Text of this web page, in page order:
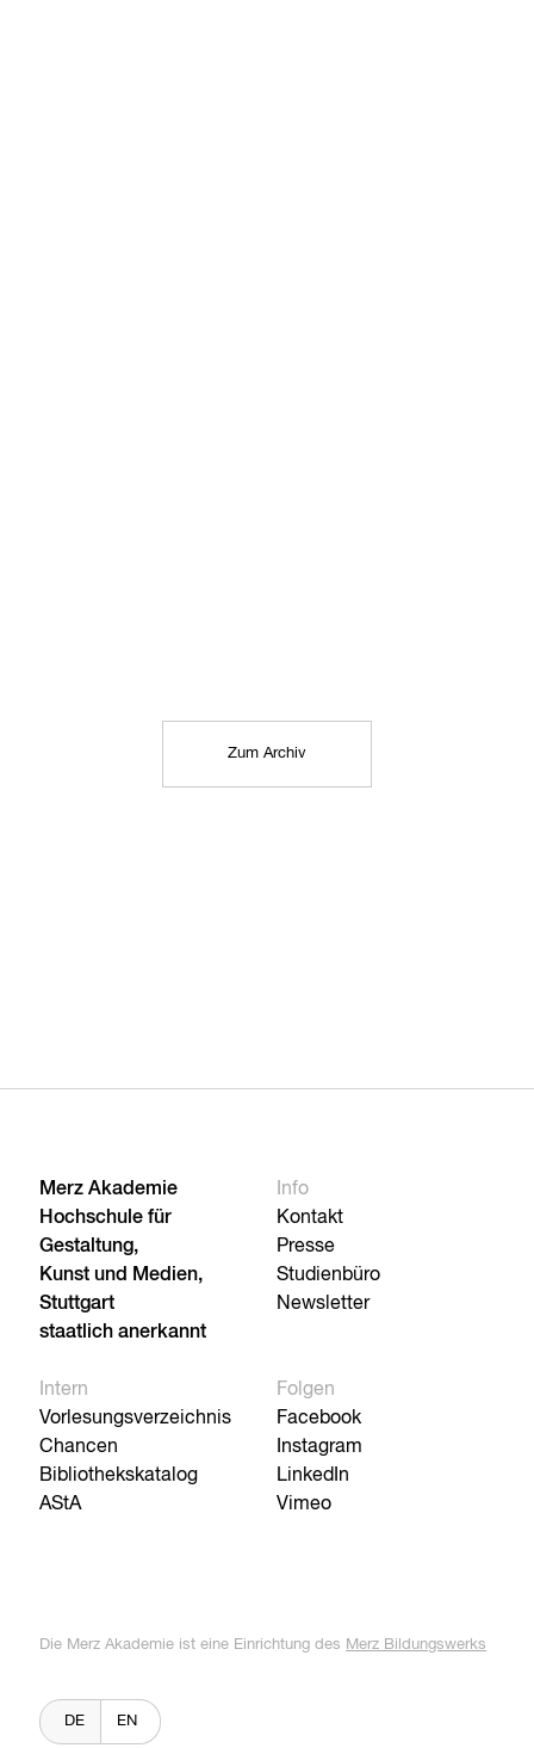
Zum Archiv
Merz Akademie
Hochschule für
Gestaltung,
Kunst und Medien,
Stuttgart
staatlich anerkannt
Info
Kontakt
Presse
Studienbüro
Newsletter
Intern
Vorlesungsverzeichnis
Chancen
Bibliothekskatalog
AStA
Folgen
Facebook
Instagram
LinkedIn
Vimeo
Die Merz Akademie ist eine Einrichtung des Merz Bildungswerks
DE EN